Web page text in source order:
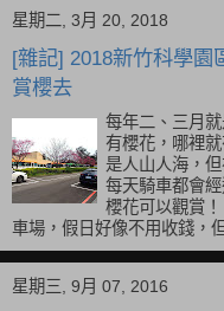
星期二, 3月 20, 2018
[雜記] 2018新竹科學園
賞櫻去
每年二、三月
有櫻花，哪裡
是人山人海，
每天騎車都會
櫻花可以觀賞
車場，假日好像不用收錢，
星期三, 9月 07, 2016